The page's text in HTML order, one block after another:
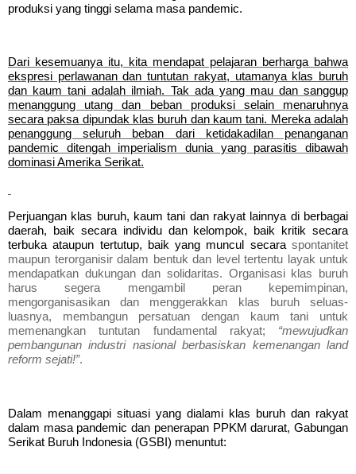
produksi yang tinggi selama masa pandemic.
Dari kesemuanya itu, kita mendapat pelajaran berharga bahwa
ekspresi perlawanan dan tuntutan rakyat, utamanya klas buruh
dan kaum tani adalah ilmiah. Tak ada yang mau dan sanggup
menanggung utang dan beban produksi selain menaruhnya
secara paksa dipundak klas buruh dan kaum tani. Mereka adalah
penanggung seluruh beban dari ketidakadilan penanganan
pandemic ditengah imperialism dunia yang parasitis dibawah
dominasi Amerika Serikat.
Perjuangan klas buruh, kaum tani dan rakyat lainnya di berbagai
daerah, baik secara individu dan kelompok, baik kritik secara
terbuka ataupun tertutup, baik yang muncul secaraspontanitet
maupun terorganisir dalam bentuk dan level tertentu layak untuk
mendapatkan dukungan dan solidaritas. Organisasi klas buruh
harus segera mengambil peran kepemimpinan,
mengorganisasikan dan menggerakkan klas buruh seluas-
luasnya, membangun persatuan dengan kaum tani untuk
memenangkan tuntutan fundamental rakyat; “mewujudkan
pembangunan industri nasional berbasiskan kemenangan land
reform sejati!”.
Dalam menanggapi situasi yang dialami klas buruh dan rakyat
dalam masa pandemic dan penerapan PPKM darurat, Gabungan
Serikat Buruh Indonesia (GSBI) menuntut: